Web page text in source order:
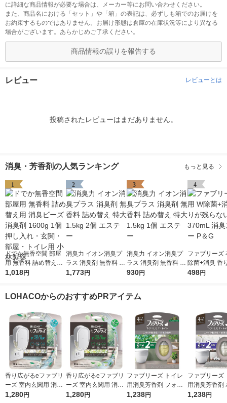
に詳細な商品情報が必要な場合は、メーカー等にお問い合わせください。
また、商品名における「セット」や「箱」の表記は、必ずしも箱でのお届けを
お約束するものではありません。お届け形態は倉庫の在庫状況等により異なる
場合がございます。あらかじめご了承ください。
商品情報の誤りを報告する
レビュー レビューとは
投稿されたレビューはまだありません。
消臭・芳香剤の人気ランキング もっと見る
1
ドでか無香空間 部屋
用 無香料 詰め替え用
消臭ビーズ 消臭剤 16
小林製薬
1,018円
2
消臭力 イオン消臭プ
ラス 消臭剤 無香料 詰
め替え 特大 1.5kg 2個
1,773円
3
消臭力 イオン消臭プ
ラス 消臭剤 無香料 詰
め替え 特大 1.5kg 1個
930円
4
ファブリーズ
除菌+消臭 香
ない 本体
498円
LOHACOからのおすすめPRアイテム
香り広がるeファブリ
ーズ 室内玄関用 消臭
芳香剤 ホワイトリリ
1,280円
香り広がるeファブリ
ーズ 室内玄関用 消臭
芳香剤 すずらん＆グ
1,280円
ファブリーズ トイレ
用消臭芳香剤 フォレ
スト＆シダーウッドの
1,238円
ファブリーズ
用消臭芳香剤
トムスクの香
1,238円